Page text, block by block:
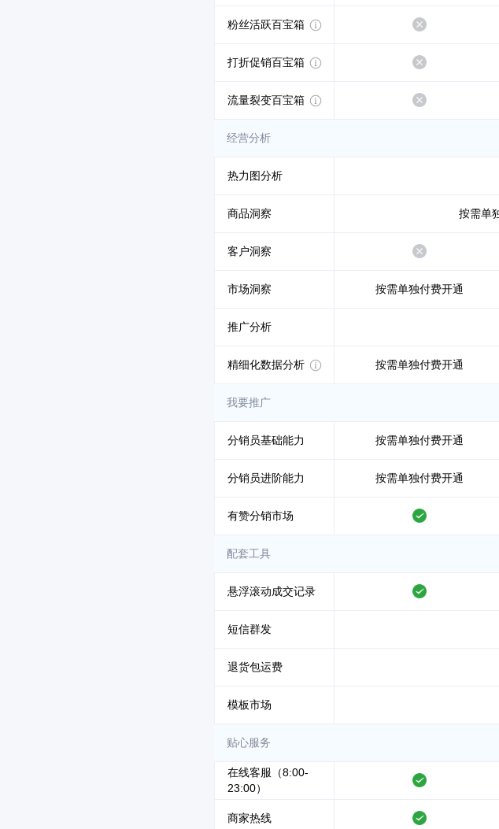
粉丝活跃百宝箱 不支持
打折促销百宝箱 不支持
流量裂变百宝箱 不支持
经营分析
热力图分析
商品洞察 按需单
客户洞察 不支持
市场洞察 按需单独付费开通
推广分析
精细化数据分析 按需单独付费开通
我要推广
分销员基础能力 按需单独付费开通
分销员进阶能力 按需单独付费开通
有赞分销市场 支持
配套工具
悬浮滚动成交记录 支持
短信群发
退货包运费
模板市场
贴心服务
在线客服（8:00-
23:00）
支持
商家热线 支持